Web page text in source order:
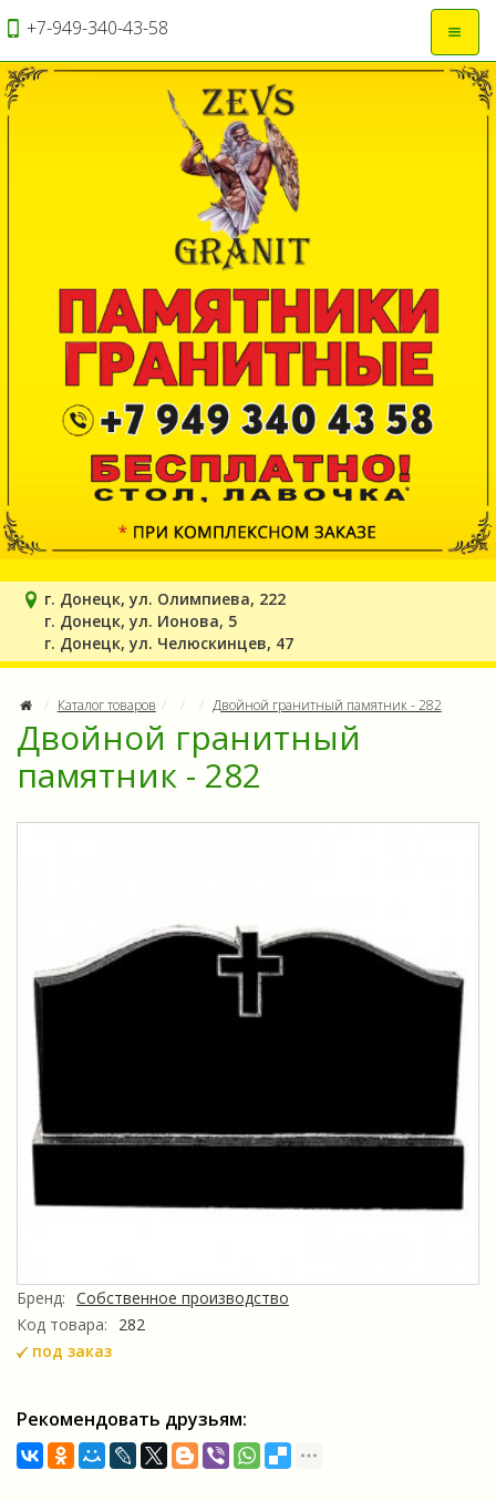
+7-949-340-43-58
г. Донецк, ул. Олимпиева, 222
г. Донецк, ул. Ионова, 5
г. Донецк, ул. Челюскинцев, 47
Каталог товаров Двойной гранитный памятник - 282
Двойной гранитный
памятник - 282
Бренд: Собственное производство
Код товара:
282
под заказ
Рекомендовать друзьям: